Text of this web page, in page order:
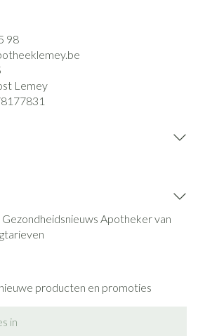
98
Lemey
Gezondheidsnieuws Apotheker van
producten en promoties